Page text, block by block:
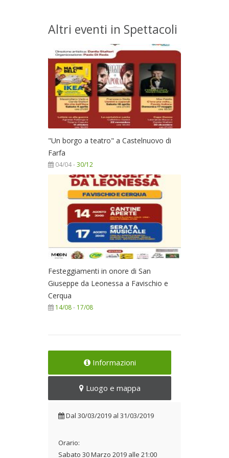
Altri eventi in Spettacoli
"Un borgo a teatro" a Castelnuovo di
Farfa
04/04 -30/12
Festeggiamenti in onore di San
Giuseppe da Leonessa a Favischio e
Cerqua
14/08- 17/08
Informazioni
Luogo e mappa
Dal 30/03/2019 al 31/03/2019
Orario:
Sabato 30 Marzo 2019 alle 21:00